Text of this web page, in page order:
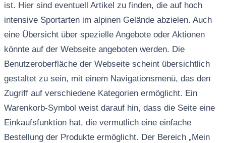
ist. Hier sind eventuell Artikel zu finden, die auf hoch
intensive Sportarten im alpinen Gelände abzielen. Auch
eine Übersicht über spezielle Angebote oder Aktionen
könnte auf der Webseite angeboten werden. Die
Benutzeroberfläche der Webseite scheint übersichtlich
gestaltet zu sein, mit einem Navigationsmenü, das den
Zugriff auf verschiedene Kategorien ermöglicht. Ein
Warenkorb-Symbol weist darauf hin, dass die Seite eine
Einkaufsfunktion hat, die vermutlich eine einfache
Bestellung der Produkte ermöglicht. Der Bereich „Mein